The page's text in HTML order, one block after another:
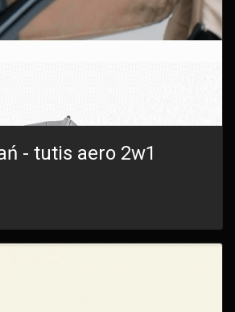
- tutis aero 2w1